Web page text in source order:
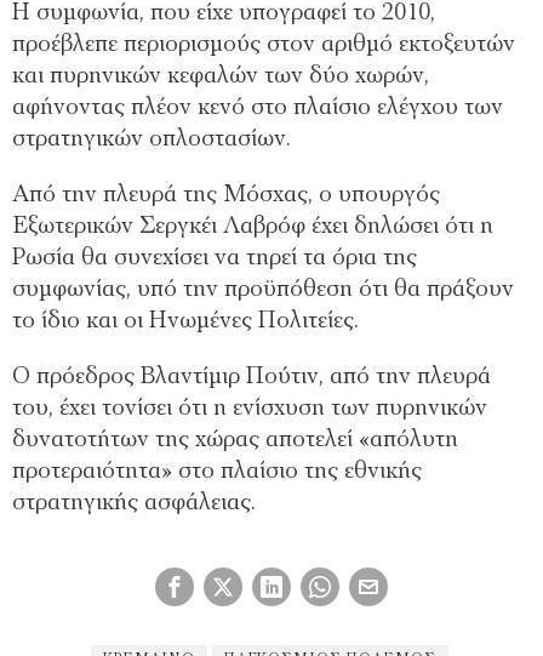
Η συμφωνία, που είχε υπογραφεί το 2010,
προέβλεπε περιορισμούς στον αριθμό εκτοξευτών
και πυρηνικών κεφαλών των δύο χωρών,
αφήνοντας πλέον κενό στο πλαίσιο ελέγχου των
στρατηγικών οπλοστασίων.
Από την πλευρά της Μόσχας, ο υπουργός
Εξωτερικών Σεργκέι Λαβρόφ έχει δηλώσει ότι η
Ρωσία θα συνεχίσει να τηρεί τα όρια της
συμφωνίας, υπό την προϋπόθεση ότι θα πράξουν
το ίδιο και οι Ηνωμένες Πολιτείες.
Ο πρόεδρος Βλαντίμιρ Πούτιν, από την πλευρά
του, έχει τονίσει ότι η ενίσχυση των πυρηνικών
δυνατοτήτων της χώρας αποτελεί «απόλυτη
προτεραιότητα» στο πλαίσιο της εθνικής
στρατηγικής ασφάλειας.